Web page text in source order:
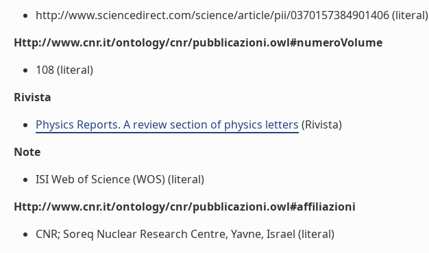
http://www.sciencedirect.com/science/article/pii/0370157384901406 (literal)
Http://www.cnr.it/ontology/cnr/pubblicazioni.owl#numeroVolume
108 (literal)
Rivista
Physics Reports. A review section of physics letters (Rivista)
Note
ISI Web of Science (WOS) (literal)
Http://www.cnr.it/ontology/cnr/pubblicazioni.owl#affiliazioni
CNR; Soreq Nuclear Research Centre, Yavne, Israel (literal)